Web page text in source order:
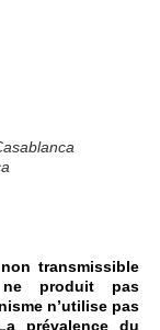
transmissible
produit pas
n’utilise pas
prévalence du